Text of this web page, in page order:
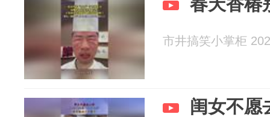
市井搞笑小掌柜
闺女不愿